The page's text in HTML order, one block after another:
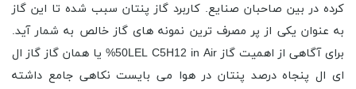
کرده در بین صاحبان صنایع. کاربرد گاز پنتان سبب شده تا این گاز
به عنوان یکی از پر مصرف ترین نمونه های گاز خالص به شمار آید.
برای آگاهی از اهمیت گاز 50LEL C5H12 in Air% یا همان گاز گاز ال
ای ال پنجاه درصد پنتان در هوا می بایست نکاهی جامع داشته